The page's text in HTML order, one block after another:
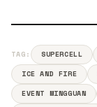
TAG: SUPERCELL
ICE AND FIRE
EVENT MINGGUAN